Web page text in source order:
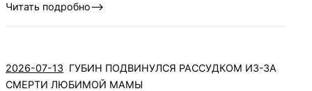
Читать подробно-->
2026-07-13 ГУБИН ПОДВИНУЛСЯ РАССУДКОМ ИЗ-ЗА
СМЕРТИ ЛЮБИМОЙ МАМЫ